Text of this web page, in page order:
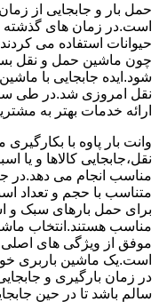
حمل بار و جابجایی از
است.در زمان های گذشته
حیوانات استفاده می
چون ماشین حمل و نقل
شود.ایده جابجایی با
نقل امروزی شد.در طی
ارائه خدمات بهتر به
وانت بار پاوه با
نقل،جابجایی کالاها و یا
مناسب انجام می دهد.در
متناسب با حجم و تعداد
برای حمل بارهای سبک و
مناسب هستند.انتخاب
موفق از ویژگی های
است.یک ماشین باربری
در زمان بارگیری و
سالم باشد تا در حین